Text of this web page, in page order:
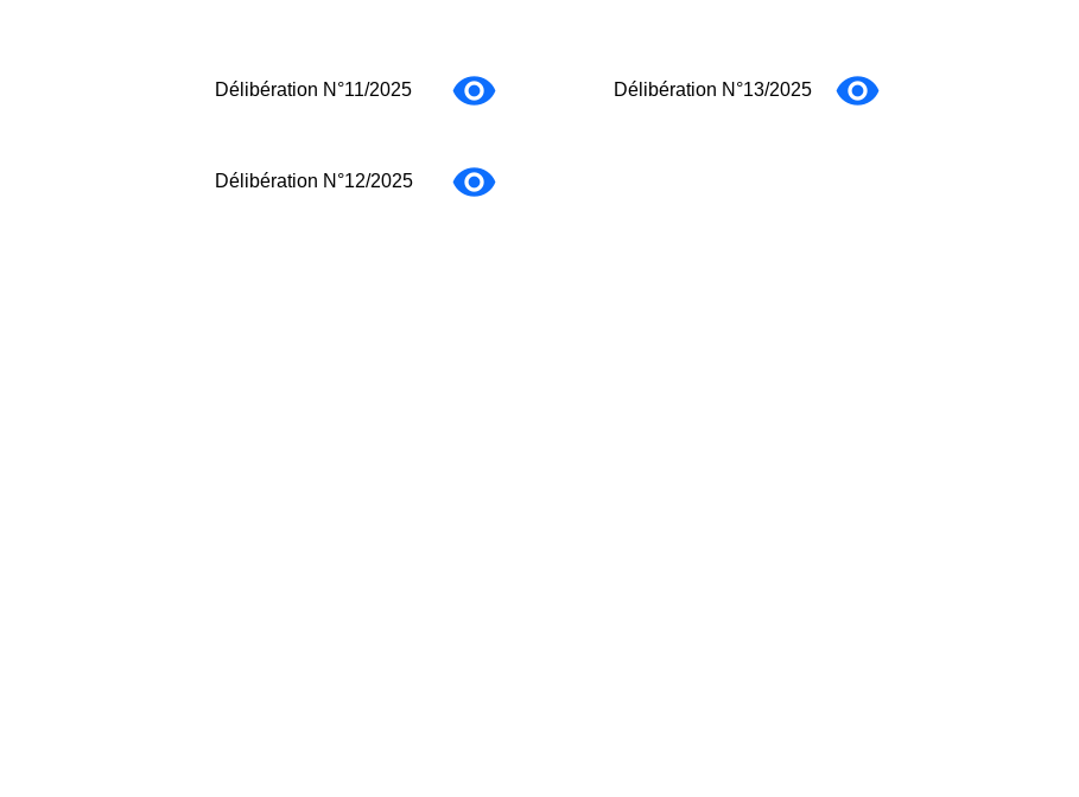
Délibération N°11/2025
Délibération N°12/2025
Délibération N°13/2025